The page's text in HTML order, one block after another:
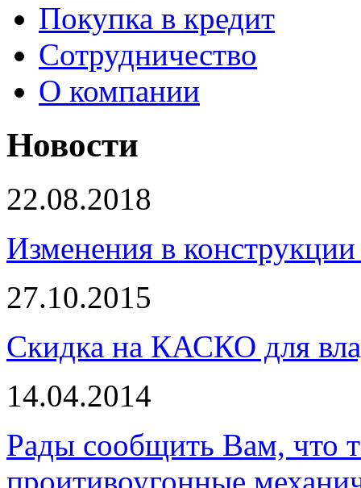
Покупка в кредит
Сотрудничество
О компании
Новости
22.08.2018
Изменения в
27.10.2015
Скидка на КАСКО для
14.04.2014
Рады сообщить Вам, что
проитивоугонные